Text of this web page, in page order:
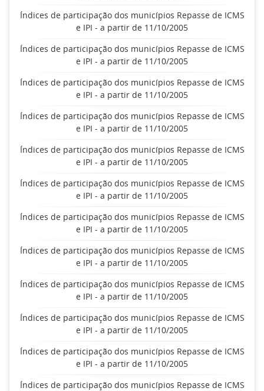
Índices de participação dos municípios Repasse de ICMS
e IPI - a partir de 11/10/2005
Índices de participação dos municípios Repasse de ICMS
e IPI - a partir de 11/10/2005
Índices de participação dos municípios Repasse de ICMS
e IPI - a partir de 11/10/2005
Índices de participação dos municípios Repasse de ICMS
e IPI - a partir de 11/10/2005
Índices de participação dos municípios Repasse de ICMS
e IPI - a partir de 11/10/2005
Índices de participação dos municípios Repasse de ICMS
e IPI - a partir de 11/10/2005
Índices de participação dos municípios Repasse de ICMS
e IPI - a partir de 11/10/2005
Índices de participação dos municípios Repasse de ICMS
e IPI - a partir de 11/10/2005
Índices de participação dos municípios Repasse de ICMS
e IPI - a partir de 11/10/2005
Índices de participação dos municípios Repasse de ICMS
e IPI - a partir de 11/10/2005
Índices de participação dos municípios Repasse de ICMS
e IPI - a partir de 11/10/2005
Índices de participação dos municípios Repasse de ICMS